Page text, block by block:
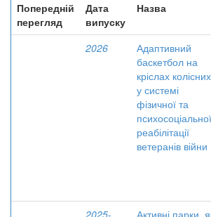
Попередній
перегляд
Дата
випуску
Назва
2026
Адаптивний
баскетбол на
кріслах колісних
у системі
фізичної та
психосоціальної
реабілітації
ветеранів війни
2025-
Активні парки,